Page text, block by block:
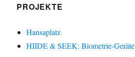
PROJEKTE
Hansaplatz
HIIDE & SEEK: Biometrie-Geräte